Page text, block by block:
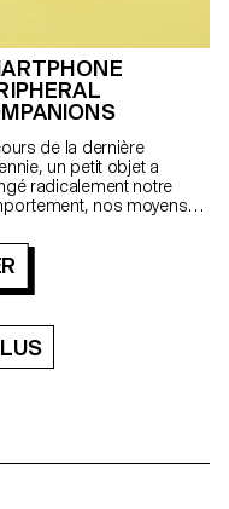
de la dernière
un petit objet a
radicalement notre
nos moyens
Le projet de
Smartphone
formes d’interaction
les flux de données
notre Smartphone et